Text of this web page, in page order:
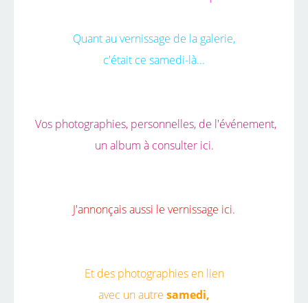
Quant au vernissage de la galerie,
c'était ce samedi-là...
Vos photographies, personnelles, de l'événement,
un album à consulter ici.
J'annonçais aussi le vernissage ici.
Et des photographies en lien
avec un autre samedi,